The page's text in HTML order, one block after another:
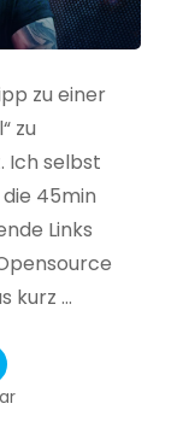
zu einer
zu
Ich selbst
45min
Links
kurz …
zu